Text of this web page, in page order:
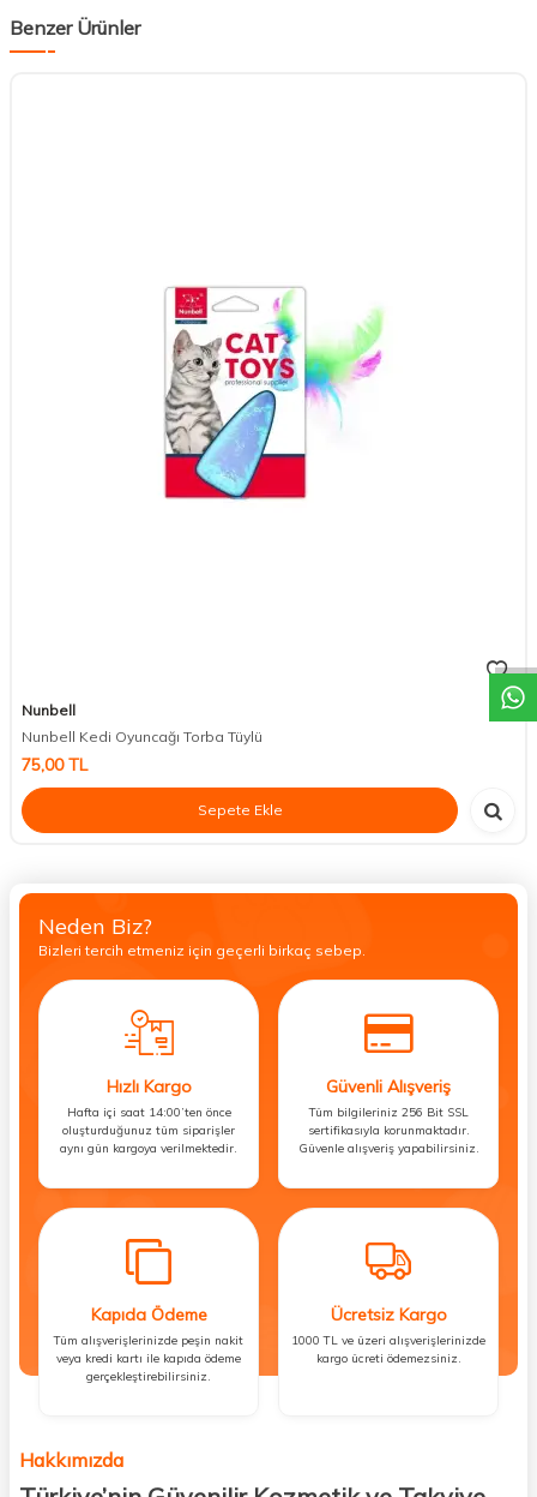
Benzer Ürünler
Nunbell
Nunbell Kedi Oyuncağı Torba Tüylü
75,00TL
Sepete Ekle
Neden Biz?
Bizleri tercih etmeniz için geçerli birkaç sebep.
Hızlı Kargo
Hafta içi saat 14:00’ten önce
oluşturduğunuz tüm siparişler
aynı gün kargoya verilmektedir.
Güvenli Alışveriş
Tüm bilgileriniz 256 Bit SSL
sertifikasıyla korunmaktadır.
Güvenle alışveriş yapabilirsiniz.
Kapıda Ödeme
Tüm alışverişlerinizde peşin nakit
veya kredi kartı ile kapıda ödeme
gerçekleştirebilirsiniz.
Ücretsiz Kargo
1000 TL ve üzeri alışverişlerinizde
kargo ücreti ödemezsiniz.
Hakkımızda